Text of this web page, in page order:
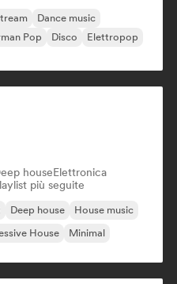
Dance music
Pop Disco
Elettropop
houseElettronica
più seguite
Deep house
House music
House Minimal